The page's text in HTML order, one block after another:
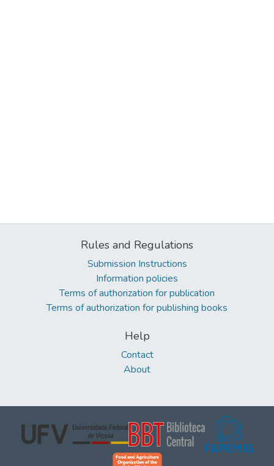
Rules and Regulations
Submission Instructions
Information policies
Terms of authorization for publication
Terms of authorization for publishing books
Help
Contact
About